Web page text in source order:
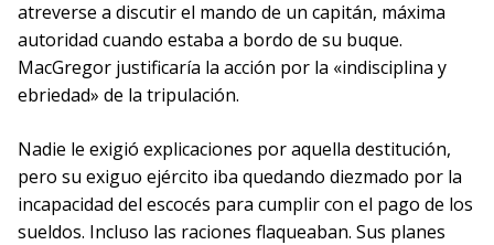
atreverse a discutir el mando de un capitán, máxima
autoridad cuando estaba a bordo de su buque.
MacGregor justificaría la acción por la «indisciplina y
ebriedad» de la tripulación.
Nadie le exigió explicaciones por aquella destitución,
pero su exiguo ejército iba quedando diezmado por la
incapacidad del escocés para cumplir con el pago de los
sueldos. Incluso las raciones flaqueaban. Sus planes